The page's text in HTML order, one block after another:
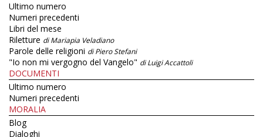
Ultimo numero
Numeri precedenti
Libri del mese
Riletture di Mariapia Veladiano
Parole delle religioni di Piero Stefani
"Io non mi vergogno del Vangelo" di Luigi Accattoli
DOCUMENTI
Ultimo numero
Numeri precedenti
MORALIA
Blog
Dialoghi